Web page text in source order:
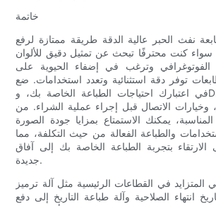
خاتمة
نفث الحبر عالية الدقة طريقة ممتازة لرفع
سواء كنت محترفًا تبحث عن تمثيل دقيق للألوان
الفوتوغرافي وترغب في إضفاء الحيوية على
توفر دقة استثنائية وتعدد استخدامات. ضع
في اعتبارك احتياجات الطباعة الخاصة بك، وDPI الخاصة بالطابعة،
وخيارات الاتصال قبل إجراء عملية الشراء. من
يمكنك الاستمتاع بمزايا جودة الصورة
والطباعة الفعالة من حيث التكلفة، مما
الارتقاء بتجربة الطباعة الخاصة بك إلى آفاق
جديدة.
المتزايد في القطاعات الرئيسية مثل آلة ترميز
انتهاء الصلاحية وآلة طباعة التاريخ إلى دفع